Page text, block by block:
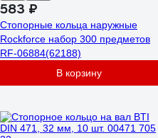
583 ₽
Стопорные кольца наружные
Rockforce набор 300 предметов
RF-06884(62188)
В корзину